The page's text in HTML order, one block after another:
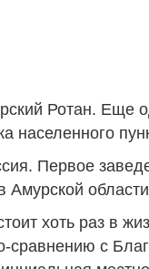
Ротан. Еще
населенного
Первое
Амурской
хоть раз в
сравнению с